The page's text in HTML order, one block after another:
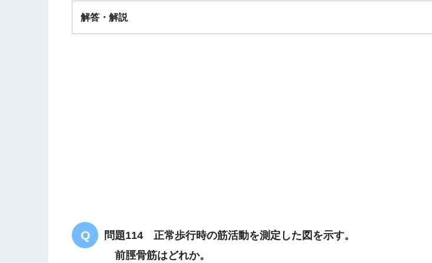
解答・解説
問題114 正常歩行時の筋活動を測定した図を示す。
前脛骨筋はどれか。